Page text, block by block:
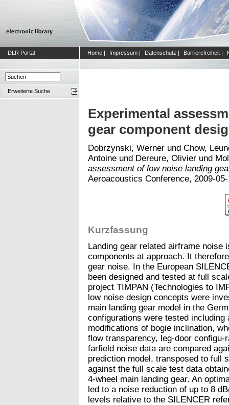
DLR Portal Home | Impressum | Datenschutz | Barrierefreiheit |
Erweiterte Suche
Experimental
gear component
Dobrzynski, Werner und Chow,
Antoine und Dereure, Olivier und
assessment of low noise landing
Aeroacoustics Conference, 2009-
Kurzfassung
Landing gear related airframe noise
components at approach. It
gear noise. In the European
been designed and tested at full
project TIMPAN (Technologies to
low noise design concepts were
main landing gear model in the
configurations were tested
modifications of bogie inclination,
flow transparency, leg-door
farfield noise data are compared
prediction model, transposed to full
against the full scale test data
4-wheel main landing gear. An
led to a noise reduction of up to 8
levels relative to the SILENCER